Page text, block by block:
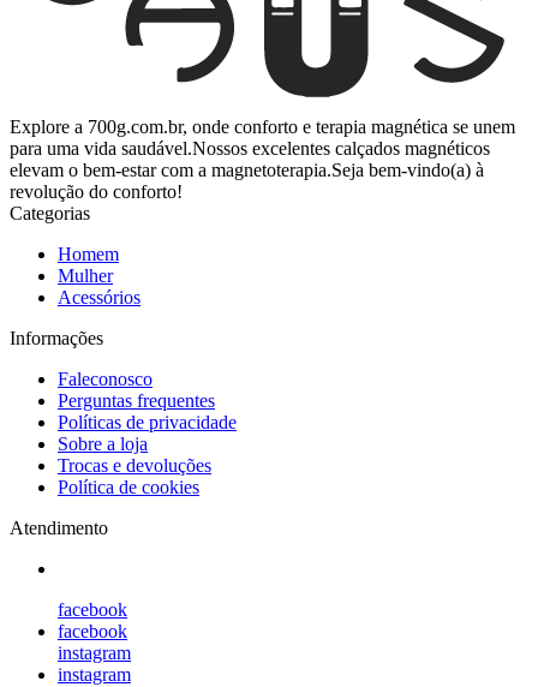
Explore a 700g.com.br, onde conforto e terapia magnética se unem
para uma vida saudável.Nossos excelentes calçados magnéticos
elevam o bem-estar com a magnetoterapia.Seja bem-vindo(a) à
revolução do conforto!
Categorias
Homem
Mulher
Acessórios
Informações
Faleconosco
Perguntas frequentes
Políticas de privacidade
Sobre a loja
Trocas e devoluções
Política de cookies
Atendimento
facebook
facebook
instagram
instagram